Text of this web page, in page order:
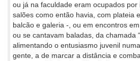
ou já na faculdade eram ocupados por
salões como então havia, com plateia
balcão e galeria -, ou em encontros
ou se cantavam baladas, da chamada
alimentando o entusiasmo juvenil
gente, a de marcar a distância e